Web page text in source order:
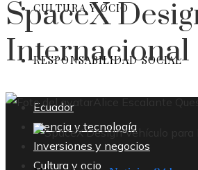
CULTURA Y OCIO
RESPONSABILIDAD SOCIAL
Ecuador
Ciencia y tecnología
Inversiones y negocios
Cultura y ocio
SpaceX
Internacional
Alice Escalante